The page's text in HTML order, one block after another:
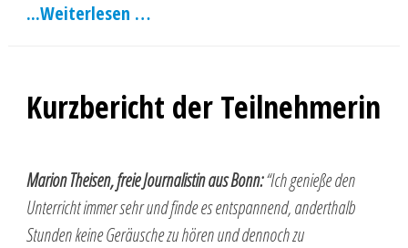
Weiterlesen …
Kurzbericht der Teilnehmerin
Marion Theisen, freie Journalistin aus Bonn:“Ich genieße den
Unterricht immer sehr und finde es entspannend, anderthalb
Stunden keine Geräusche zu hören und dennoch zu